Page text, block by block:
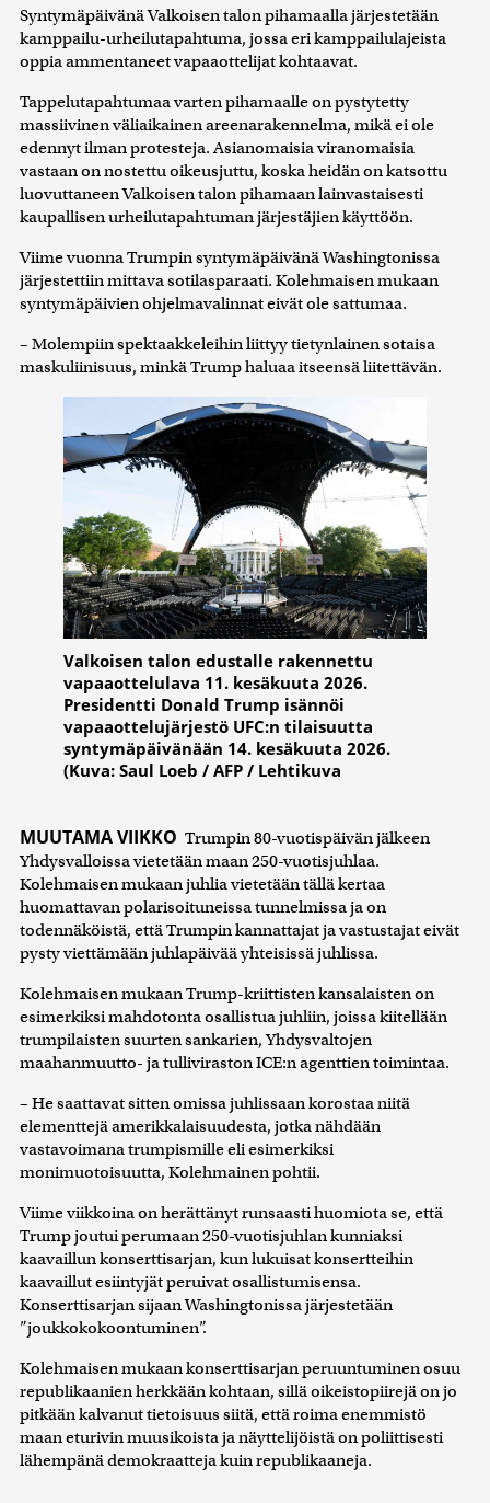
Syntymäpäivänä Valkoisen talon pihamaalla järjestetään
kamppailu-urheilutapahtuma, jossa eri kamppailulajeista
oppia ammentaneet vapaaottelijat kohtaavat.
Tappelutapahtumaa varten pihamaalle on pystytetty
massiivinen väliaikainen areenarakennelma, mikä ei ole
edennyt ilman protesteja. Asianomaisia viranomaisia
vastaan on nostettu oikeusjuttu, koska heidän on katsottu
luovuttaneen Valkoisen talon pihamaan lainvastaisesti
kaupallisen urheilutapahtuman järjestäjien käyttöön.
Viime vuonna Trumpin syntymäpäivänä Washingtonissa
järjestettiin mittava sotilasparaati. Kolehmaisen mukaan
syntymäpäivien ohjelmavalinnat eivät ole sattumaa.
– Molempiin spektaakkeleihin liittyy tietynlainen sotaisa
maskuliinisuus, minkä Trump haluaa itseensä liitettävän.
Valkoisen talon edustalle rakennettu
vapaaottelulava 11. kesäkuuta 2026.
Presidentti Donald Trump isännöi
vapaaottelujärjestö UFC:n tilaisuutta
syntymäpäivänään 14. kesäkuuta 2026.
(Kuva: Saul Loeb / AFP / Lehtikuva
MUUTAMA VIIKKO Trumpin 80-vuotispäivän jälkeen
Yhdysvalloissa vietetään maan 250-vuotisjuhlaa.
Kolehmaisen mukaan juhlia vietetään tällä kertaa
huomattavan polarisoituneissa tunnelmissa ja on
todennäköistä, että Trumpin kannattajat ja vastustajat eivät
pysty viettämään juhlapäivää yhteisissä juhlissa.
Kolehmaisen mukaan Trump-kriittisten kansalaisten on
esimerkiksi mahdotonta osallistua juhliin, joissa kiitellään
trumpilaisten suurten sankarien, Yhdysvaltojen
maahanmuutto- ja tulliviraston ICE:n agenttien toimintaa.
– He saattavat sitten omissa juhlissaan korostaa niitä
elementtejä amerikkalaisuudesta, jotka nähdään
vastavoimana trumpismille eli esimerkiksi
monimuotoisuutta, Kolehmainen pohtii.
Viime viikkoina on herättänyt runsaasti huomiota se, että
Trump joutui perumaan 250-vuotisjuhlan kunniaksi
kaavaillun konserttisarjan, kun lukuisat konsertteihin
kaavaillut esiintyjät peruivat osallistumisensa.
Konserttisarjan sijaan Washingtonissa järjestetään
”joukkokokoontuminen”.
Kolehmaisen mukaan konserttisarjan peruuntuminen osuu
republikaanien herkkään kohtaan, sillä oikeistopiirejä on jo
pitkään kalvanut tietoisuus siitä, että roima enemmistö
maan eturivin muusikoista ja näyttelijöistä on poliittisesti
lähempänä demokraatteja kuin republikaaneja.